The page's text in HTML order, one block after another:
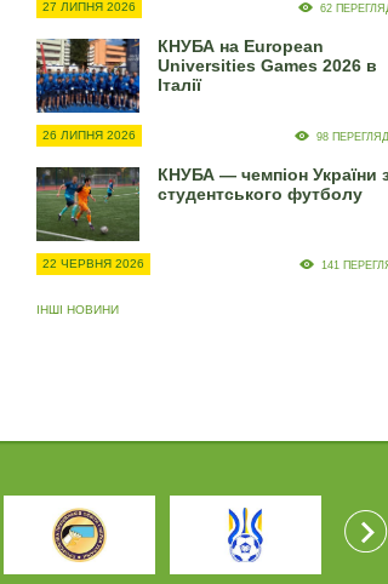
27 ЛИПНЯ 2026 62
КНУБА на European
Universities Games 2026 в
Італії
26 ЛИПНЯ 2026 98
КНУБА — чемпіон України
студентського футболу
22 ЧЕРВНЯ 2026 141
ІНШІ НОВИНИ